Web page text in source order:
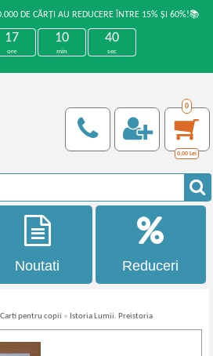
DE CĂRȚI AU REDUCERE ÎNTRE 15% ȘI 60%!📚
17
ore
10
min
40
sec
0
0,00 Lei
Noutati Reduceri
Carti pentru copii » Istoria Lumii. Preistoria